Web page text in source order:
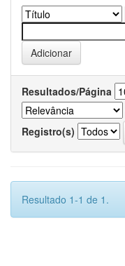
Resultados/Página
Registro(s)
Resultado 1-1 de 1.